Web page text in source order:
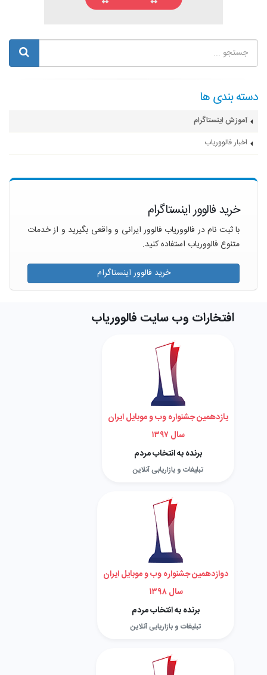
دسته بندی ها
آموزش اینستاگرام
اخبار فالووریاب
خرید فالوور اینستاگرام
با ثبت نام در فالووریاب فالوور ایرانی و واقعی بگیرید و از خدمات
متنوع فالووریاب استفاده کنید.
خرید فالوور اینستاگرام
افتخارات وب سایت فالووریاب
یازدهمین جشنواره وب و موبایل ایران
سال ۱۳۹۷
برنده به انتخاب مردم
تبلیغات و بازاریابی آنلاین
دوازدهمین جشنواره وب و موبایل ایران
سال ۱۳۹۸
برنده به انتخاب مردم
تبلیغات و بازاریابی آنلاین